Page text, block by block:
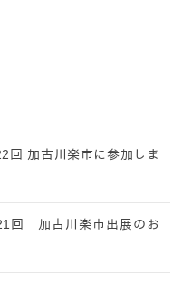
回 加古川楽市に参加しま
回 加古川楽市出展のお